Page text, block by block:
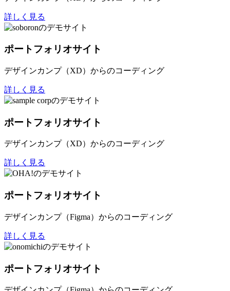
詳しく見る
ポートフォリオサイト
デザインカンプ（XD）からのコーディング
詳しく見る
ポートフォリオサイト
デザインカンプ（XD）からのコーディング
詳しく見る
ポートフォリオサイト
デザインカンプ（Figma）からのコーディング
詳しく見る
ポートフォリオサイト